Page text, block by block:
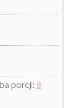
porcji: 8